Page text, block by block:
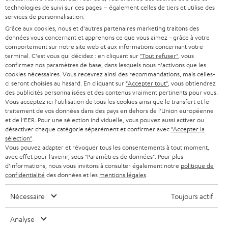
a
n
e
w
s
l
e
t
t
e
r
BARRES DE SON
STEREO
SMART HOME
BLUETOOTH
CASQUES AUDIO
CASQUES BLUETOOTH AUDIO
SYSTEMES COMPLETS
ENCEINTES
ULTIMA
ÉCOUTEURS INTRA-AURICULAIRES
CARRIÈRE
PRESSE
B2B
NEWSLETTER
MAGASINS
AVANTAGES D’ACHAT
L’HISTOIRE DE TEUFEL
ALLEMAGNE
AUTRICHE
SUISSE
PAYS-BAS
BELGIQUE
FRANCE
POLOGNE
technologies de suivi sur ces pages – également celles de tiers et utilise des
services de personnalisation.
Grâce aux cookies, nous et d'autres partenaires marketing traitons des
données vous concernant et apprenons ce que vous aimez - grâce à votre
comportement sur notre site web et aux informations concernant votre
terminal. C'est vous qui décidez : en cliquant sur "Tout refuser" , vous
confirmez nos paramètres de base, dans lesquels nous n'activons que les
cookies nécessaires. Vous recevrez ainsi des recommandations, mais celles-
ci seront choisies au hasard. En cliquant sur "Accepter tout" , vous obtiendrez
des publicités personnalisées et des contenus vraiment pertinents pour vous.
Vous acceptez ici l'utilisation de tous les cookies ainsi que le transfert et le
traitement de vos données dans des pays en dehors de l'Union européenne
et de l'EER. Pour une sélection individuelle, vous pouvez aussi activer ou
désactiver chaque catégorie séparément et confirmer avec "Accepter la
sélection"
Vous pouvez adapter et révoquer tous les consentements à tout moment,
avec effet pour l’avenir, sous "Paramètres de données". Pour plus
d'informations, nous vous invitons à consulter également notre politique de
confidentialité des données et les mentions légales
Nécessaire Toujours actif
Analyse